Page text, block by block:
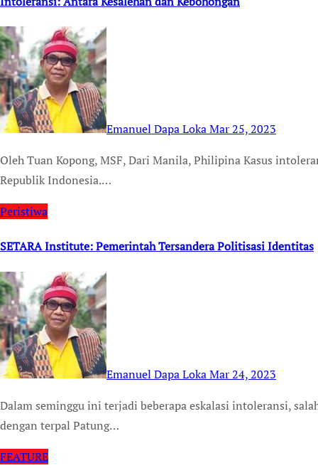
Emanuel Dapa LokaMar 25, 2023
Oleh Tuan Kopong, MSF, Dari Manila, Philipina Kasus intoleransi masih saja terjadi di negara kita tercinta
Republik Indonesia.…
Peristiwa
SETARA Institute: Pemerintah Tersandera Politisasi Identitas
Emanuel Dapa LokaMar 24, 2023
Dalam seminggu ini terjadi beberapa eskalasi intoleransi, salah satu yang mencolok dan viral adalah penutupan
dengan terpal Patung…
FEATURE